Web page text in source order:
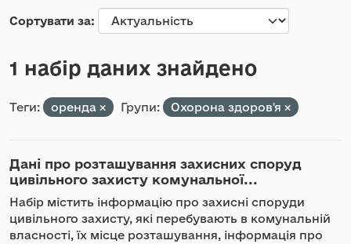
Сортувати за
1 набір даних знайдено
Теги: оренда Групи: Охорона здоров'я
Дані про розташування захисних споруд
цивільного захисту комунальної...
Набір містить інформацію про захисні споруди
цивільного захисту, які перебувають в комунальній
власності, їх місце розташування, інформація про